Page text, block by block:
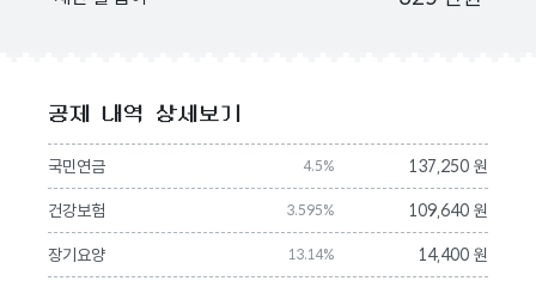
공제 내역 상세보기
국민연금 4.5% 137,250 원
건강보험 3.595% 109,640 원
장기요양 13.14% 14,400 원